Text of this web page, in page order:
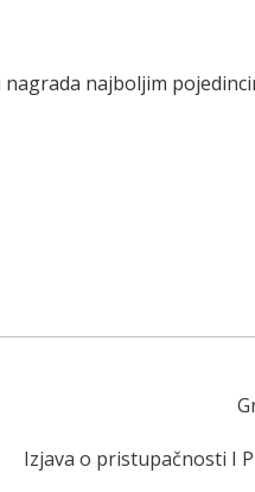
nagrada najboljim
Izjava o pristupačnosti I